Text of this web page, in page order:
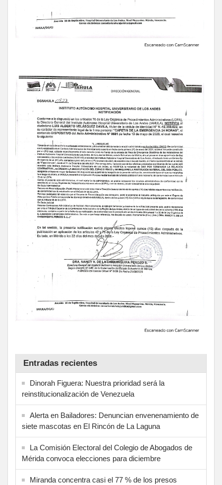
Entradas recientes
Dinorah Figuera: Nuestra prioridad será la
reinstitucionalización de Venezuela
Alerta en Bailadores: Denuncian envenenamiento de
siete mascotas en El Rincón de La Laguna
La Comisión Electoral del Colegio de Abogados de
Mérida convoca elecciones para diciembre
Miranda concentra casi el 77 % de los presos